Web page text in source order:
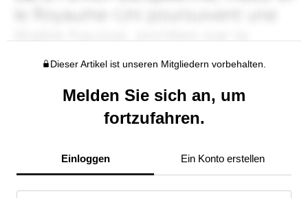
Dieser Artikel ist unseren Mitgliedern vorbehalten.
Melden Sie sich an, um
fortzufahren.
Einloggen Ein Konto erstellen